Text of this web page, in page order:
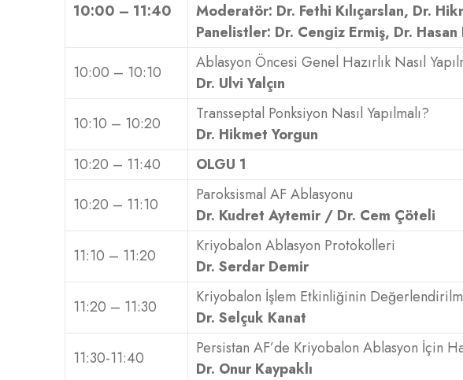
10:00 – 11:40
Moderatör: Dr. Fethi Kılıçarslan, Dr.
Panelistler: Dr. Cengiz Ermiş, Dr.
10:00 – 10:10
Ablasyon Öncesi Genel Hazırlık Nasıl
Dr. Ulvi Yalçın
10:10 – 10:20
Transseptal Ponksiyon Nasıl Yapılmalı?
Dr. Hikmet Yorgun
10:20 – 11:40
OLGU 1
10:20 – 11:10
Paroksismal AF Ablasyonu
Dr. Kudret Aytemir / Dr. Cem Çöteli
11:10 – 11:20
Kriyobalon Ablasyon Protokolleri
Dr. Serdar Demir
11:20 – 11:30
Kriyobalon İşlem Etkinliğinin
Dr. Selçuk Kanat
11:30-11:40
Persistan AF’de Kriyobalon Ablasyon İçin
Dr. Onur Kaypaklı